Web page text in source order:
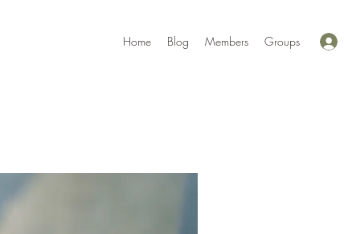
Home Blog Members Groups